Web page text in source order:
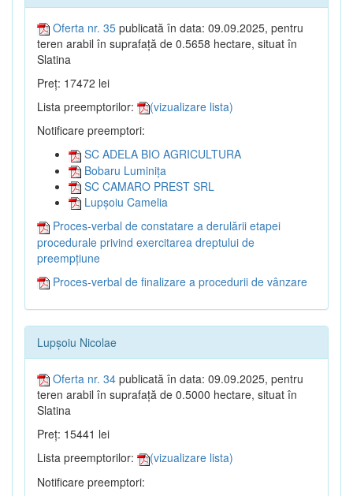
Oferta nr. 35 publicată în data: 09.09.2025, pentru
teren arabil în suprafață de 0.5658 hectare, situat în
Slatina
Preț: 17472 lei
Lista preemptorilor:
(vizualizare lista)
Notificare preemptori:
SC ADELA BIO AGRICULTURA
Bobaru Luminița
SC CAMARO PREST SRL
Lupșoiu Camelia
Proces-verbal de constatare a derulării etapei
procedurale privind exercitarea dreptului de
preempțiune
Proces-verbal de finalizare a procedurii de vânzare
Lupșoiu Nicolae
Oferta nr. 34 publicată în data: 09.09.2025, pentru
teren arabil în suprafață de 0.5000 hectare, situat în
Slatina
Preț: 15441 lei
Lista preemptorilor:
(vizualizare lista)
Notificare preemptori: